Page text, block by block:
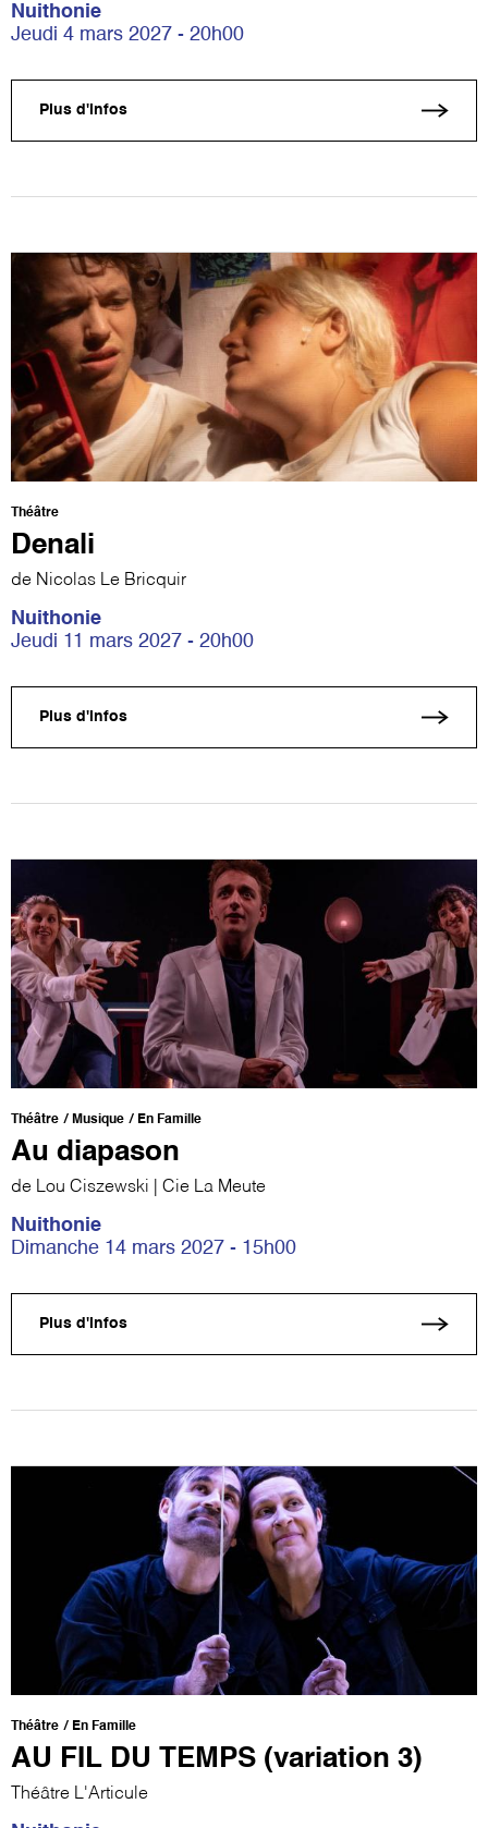
Nuithonie
Jeudi 4 mars 2027 - 20h00
Plus d'infos
Théâtre
Denali
de Nicolas Le Bricquir
Nuithonie
Jeudi 11 mars 2027 - 20h00
Plus d'infos
Théâtre Musique En Famille
Au diapason
de Lou Ciszewski | Cie La Meute
Nuithonie
Dimanche 14 mars 2027 - 15h00
Plus d'infos
Théâtre En Famille
AU FIL DU TEMPS (variation 3)
Théâtre L'Articule